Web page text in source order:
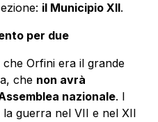
il Municipio XII.
per due
Orfini era il grande
che non avrà
nazionale. I
guerra nel VII e nel XII